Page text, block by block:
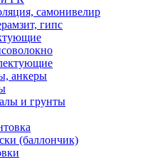
самонивелир
гипс
анкеры
и грунты
(баллончик)